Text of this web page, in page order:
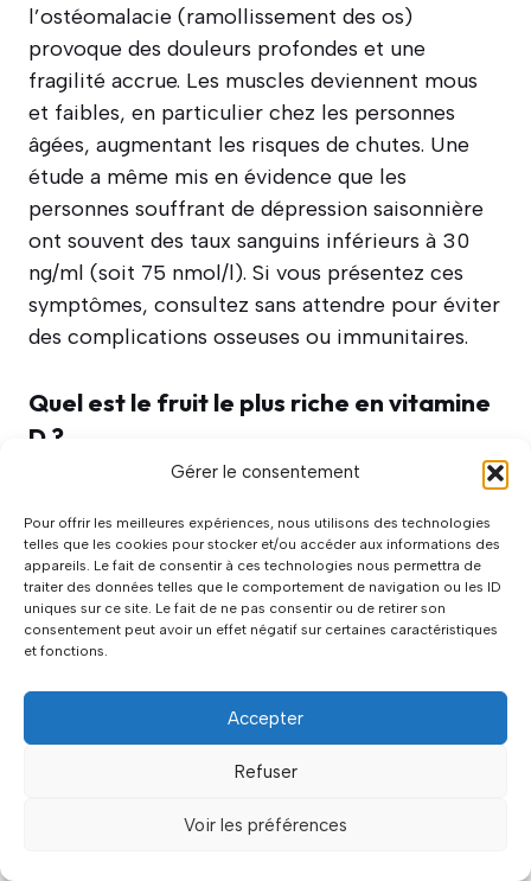
Gérer le consentement
Pour offrir les meilleures expériences, nous utilisons des technologies
telles que les cookies pour stocker et/ou accéder aux informations des
appareils. Le fait de consentir à ces technologies nous permettra de
traiter des données telles que le comportement de navigation ou les ID
uniques sur ce site. Le fait de ne pas consentir ou de retirer son
consentement peut avoir un effet négatif sur certaines caractéristiques
et fonctions.
Accepter
Refuser
Voir les préférences
l’ostéomalacie (ramollissement des os)
provoque des douleurs profondes et une
fragilité accrue. Les muscles deviennent mous
et faibles, en particulier chez les personnes
âgées, augmentant les risques de chutes. Une
étude a même mis en évidence que les
personnes souffrant de dépression saisonnière
ont souvent des taux sanguins inférieurs à 30
ng/ml (soit 75 nmol/l). Si vous présentez ces
symptômes, consultez sans attendre pour éviter
des complications osseuses ou immunitaires.
Quel est le fruit le plus riche en vitamine
D ?
d’autres vitamines,aucun fruit n’est
naturellement riche en vitamine D. Les agrumes
(riche en vitamine C), les bananes (en
potassium) ou les baies (antioxydants) sont
pas pour la vitamine D. Toutefois, certains jus
d’orange ou produits laitiers peuvent être
enrichis (environ 40 UI/100ml). Pour pallier ce
plutôt de miser sur des aliments gras comme les